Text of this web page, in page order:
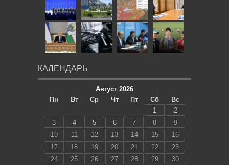
КАЛЕНДАРЬ
Август 2026
Пн
Вт Ср Чт Пт Сб
Вс
1
2
3
4 5 6 7 8
9
10
11 12 13 14 15
16
17
18 19 20 21 22
23
24
25 26 27 28 29
30